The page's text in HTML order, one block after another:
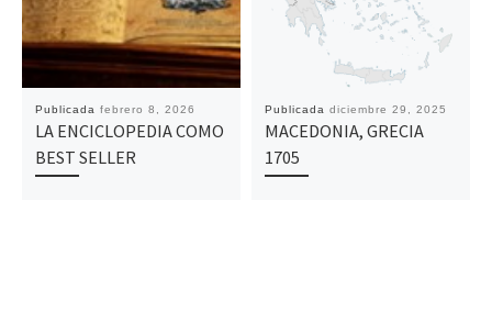
Publicada febrero 8, 2026
LA ENCICLOPEDIA COMO
BEST SELLER
Publicada diciembre 29, 2025
MACEDONIA, GRECIA
1705